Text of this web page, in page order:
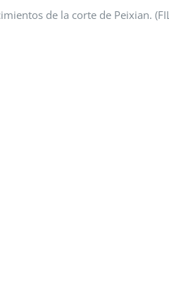
de la corte de Peixian.